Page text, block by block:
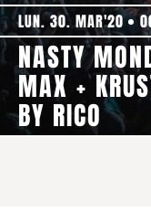
LUN. 30. MAR'20
NASTY
MAX +
BY RICO